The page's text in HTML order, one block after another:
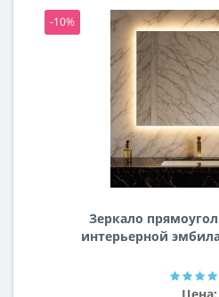
-10%
Зеркало
интерьерной